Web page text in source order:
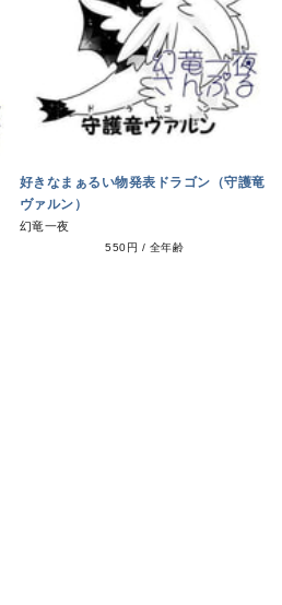
好きなまぁるい物発表ドラゴン（守護竜
ヴァルン）
幻竜一夜
550円 / 全年齢